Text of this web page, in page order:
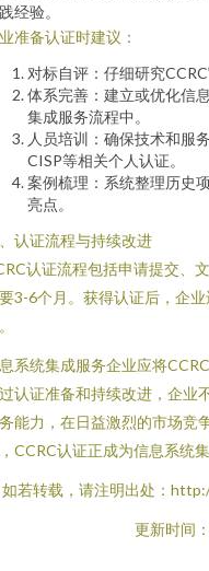
经验。
准备认证时建议：
对标自评：仔细研究
体系完善：建立或优化信
集成服务流程中。
人员培训：确保技术和服
CISP等相关个人认证。
案例梳理：系统整理历史
亮点。
认证流程与持续改进
认证流程包括申请提交、
3-6个月。获得认证后，企
系统集成服务企业应将
认证准备和持续改进，企业
能力，在日益激烈的市场竞
CCRC认证正成为信息系统
如若转载，请注明出处：
更新时间